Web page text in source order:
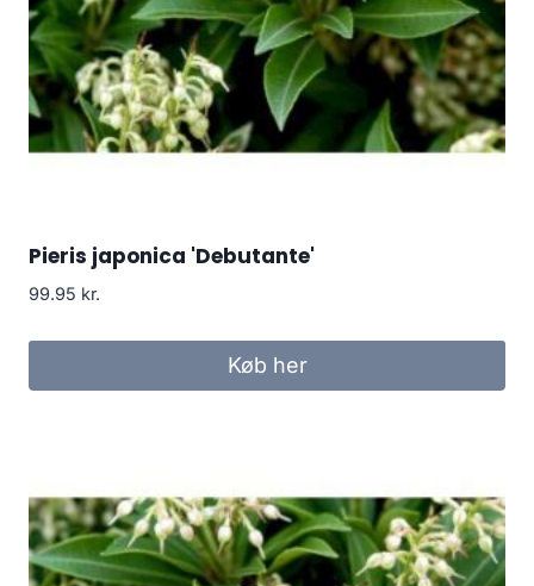
Pieris japonica 'Debutante'
99.95 kr.
Køb her